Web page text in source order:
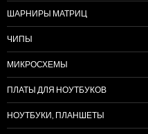
ШАРНИРЫ МАТРИЦ
ЧИПЫ
МИКРОСХЕМЫ
ПЛАТЫ ДЛЯ НОУТБУКОВ
НОУТБУКИ, ПЛАНШЕТЫ